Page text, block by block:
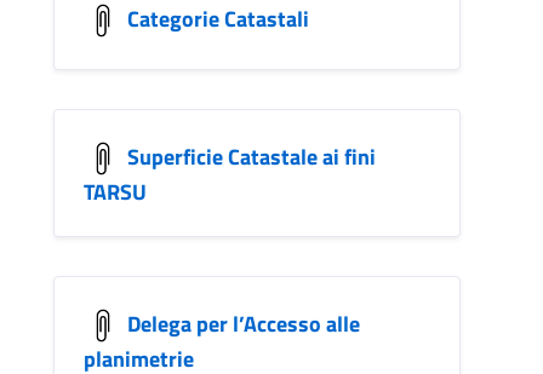
Categorie Catastali
Superficie Catastale ai fini
TARSU
Delega per l’Accesso alle
planimetrie